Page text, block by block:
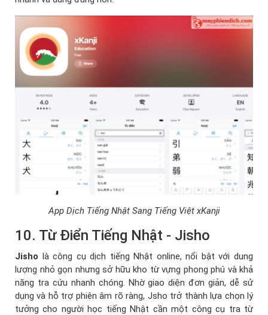
App Dịch Tiếng Nhật Sang Tiếng Việt xKanji
10. Từ Điển Tiếng Nhật - Jisho
Jisho là công cụ dịch tiếng Nhật online, nổi bật với dung
lượng nhỏ gọn nhưng sở hữu kho từ vựng phong phú và khả
năng tra cứu nhanh chóng. Nhờ giao diện đơn giản, dễ sử
dụng và hỗ trợ phiên âm rõ ràng, Jsho trở thành lựa chọn lý
tưởng cho người học tiếng Nhật cần một công cụ tra từ